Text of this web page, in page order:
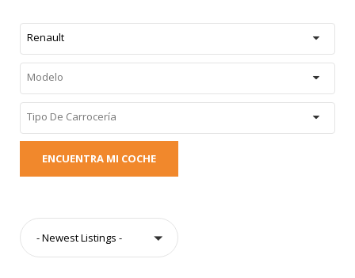
Renault
Modelo
Tipo De Carrocería
ENCUENTRA MI COCHE
- Newest Listings -